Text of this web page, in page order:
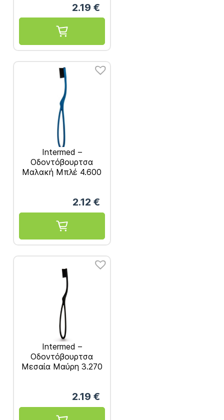
2.19 €
Intermed –
Οδοντόβουρτσα
Μαλακή Μπλέ 4.600
2.12 €
Intermed –
Οδοντόβουρτσα
Μεσαία Μαύρη 3.270
2.19 €